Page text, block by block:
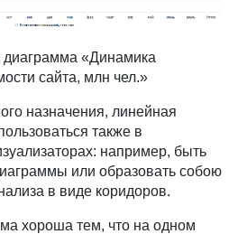
диаграмма «Динамика
сайта, млн чел.»
назначения, линейная
также в
например, быть
или образовать собою
в виде коридоров.
хороша тем, что на одном